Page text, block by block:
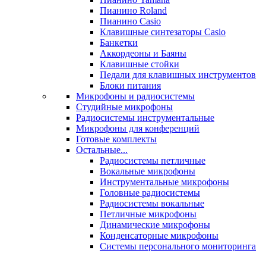
Пианино Roland
Пианино Casio
Клавишные синтезаторы Casio
Банкетки
Аккордеоны и Баяны
Клавишные стойки
Педали для клавишных инструментов
Блоки питания
Микрофоны и радиосистемы
Студийные микрофоны
Радиосистемы инструментальные
Микрофоны для конференций
Готовые комплекты
Остальные...
Радиосистемы петличные
Вокальные микрофоны
Инструментальные микрофоны
Головные радиосистемы
Радиосистемы вокальные
Петличные микрофоны
Динамические микрофоны
Конденсаторные микрофоны
Системы персонального мониторинга